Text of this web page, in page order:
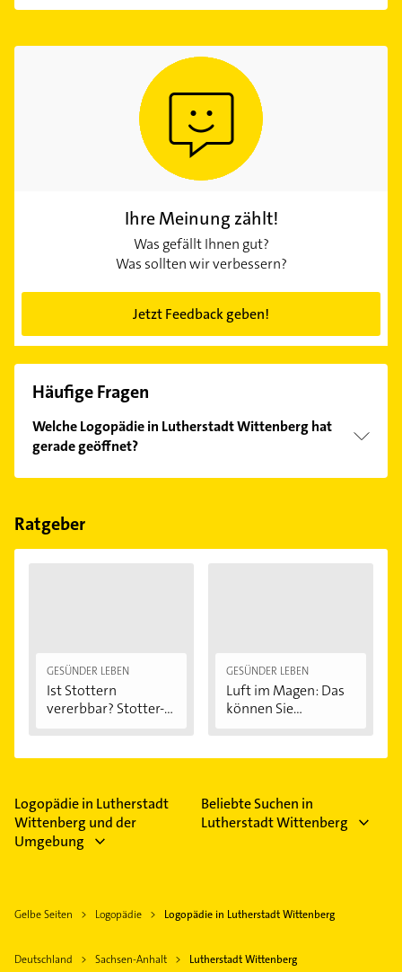
Ihre Meinung zählt!
Was gefällt Ihnen gut?
Was sollten wir verbessern?
Jetzt Feedback geben!
Häufige Fragen
Welche Logopädie in Lutherstadt Wittenberg hat
gerade geöffnet?
Im Anbieter-Bereich finden Sie alleÖffnungszeiten.
Feiertagen abweichen können.
Ratgeber
GESÜNDER LEBEN
Ist Stottern
vererbbar? Stotter-
GESÜNDER LEBEN
Luft im Magen: Das
können Sie...
Logopädie in Lutherstadt
Wittenberg und der
Umgebung
Beliebte Suchen in
Lutherstadt Wittenberg
Gelbe Seiten Logopädie Logopädie in Lutherstadt Wittenberg
Deutschland Sachsen-Anhalt Lutherstadt Wittenberg